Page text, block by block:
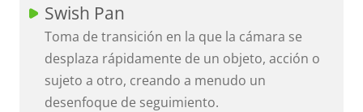
Swish Pan
Toma de transición en la que la cámara se
desplaza rápidamente de un objeto, acción o
sujeto a otro, creando a menudo un
desenfoque de seguimiento.